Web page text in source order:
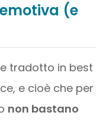
(e
tradotto in best
e cioè che per
non bastano